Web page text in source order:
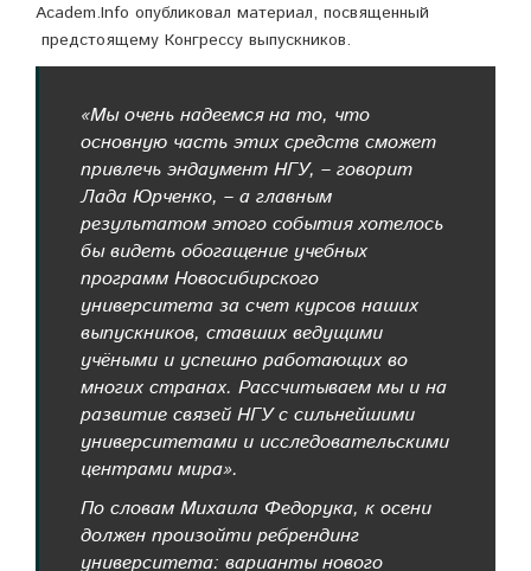
Academ.Info опубликовал материал, посвященный
предстоящему Конгрессу выпускников.
«Мы очень надеемся на то, что
основную часть этих средств сможет
привлечь эндаумент НГУ, – говорит
Лада Юрченко, – а главным
результатом этого события хотелось
бы видеть обогащение учебных
программ Новосибирского
университета за счет курсов наших
выпускников, ставших ведущими
учёными и успешно работающих во
многих странах. Рассчитываем мы и на
развитие связей НГУ с сильнейшими
университетами и исследовательскими
центрами мира».
По словам Михаила Федорука, к осени
должен произойти ребрендинг
университета: варианты нового